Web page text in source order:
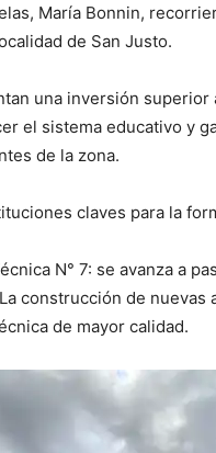
María Bonnin,
de San Justo.⁣
una inversión
el sistema educativo y
de la zona.⁣
claves para la
N° 7: se avanza a
construcción de
de mayor calidad.⁣